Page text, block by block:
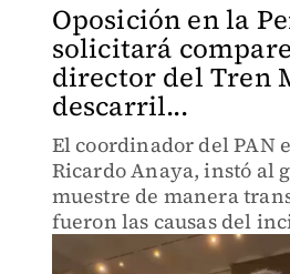
Oposición en la
solicitará
director del Tren
descarril...
El coordinador del PAN
Ricardo Anaya, instó al
muestre de manera
fueron las causas del
Tren Maya.